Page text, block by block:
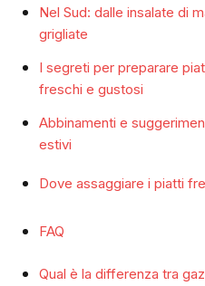
Nel Sud: dalle insalate di
grigliate
I segreti per preparare
freschi e gustosi
Abbinamenti e
estivi
Dove assaggiare i piatti
FAQ
Qual è la differenza tra